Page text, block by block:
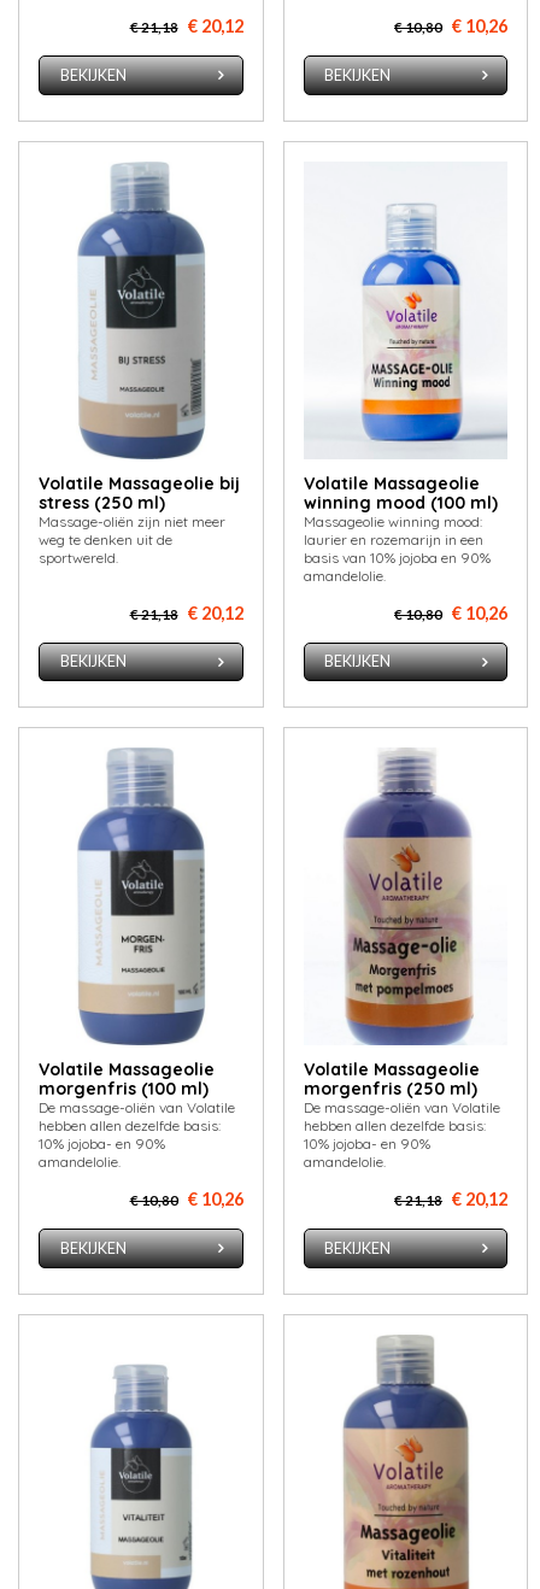
€ 21,18 € 20,12
BEKIJKEN
€ 10,80 € 10,26
BEKIJKEN
Volatile Massageolie bij
stress (250 ml)
Massage-oliën zijn niet meer
weg te denken uit de
sportwereld.
€ 21,18 € 20,12
BEKIJKEN
Volatile Massageolie
winning mood (100 ml)
Massageolie winning mood:
laurier en rozemarijn in een
basis van 10% jojoba en 90%
amandelolie.
€ 10,80 € 10,26
BEKIJKEN
Volatile Massageolie
morgenfris (100 ml)
De massage-oliën van Volatile
hebben allen dezelfde basis:
10% jojoba- en 90%
amandelolie.
€ 10,80 € 10,26
BEKIJKEN
Volatile Massageolie
morgenfris (250 ml)
De massage-oliën van Volatile
hebben allen dezelfde basis:
10% jojoba- en 90%
amandelolie.
€ 21,18 € 20,12
BEKIJKEN